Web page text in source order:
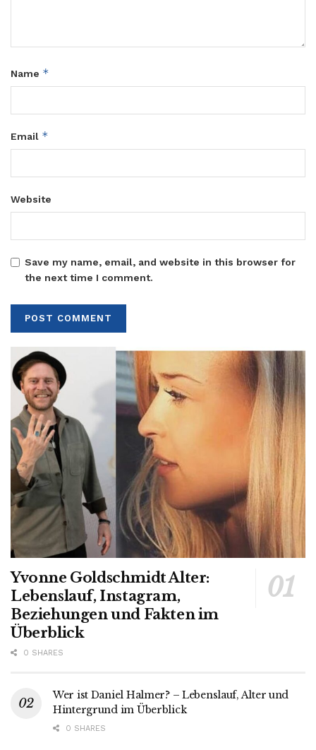
Name *
Email *
Website
Save my name, email, and website in this browser for
the next time I comment.
Yvonne Goldschmidt Alter:
Lebenslauf, Instagram,
Beziehungen und Fakten im
Überblick
0 SHARES
Wer ist Daniel Halmer? – Lebenslauf, Alter und
Hintergrund im Überblick
0 SHARES